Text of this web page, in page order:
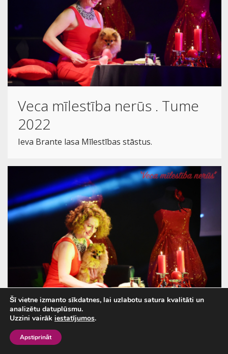
Veca mīlestība nerūs . Tume
2022
Ieva Brante lasa Mīlestības stāstus.
Veca mīlestība nerūs . Tume
2022
Šī vietne izmanto sīkdatnes, lai uzlabotu satura kvalitāti un
analizētu datuplūsmu.
Uzzini vairāk iestatījumos.
Apstiprināt